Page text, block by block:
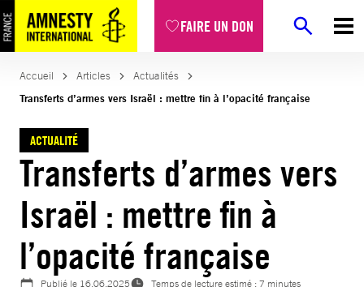
FAIRE UN DON
Aller
au
contenu
Accueil Articles
Actualités
Transferts d’armes vers Israël : mettre fin à l’opacité française
ACTUALITÉ
Transferts d’armes vers
Israël : mettre fin à
l’opacité française
Publié le 16.06.2025
Temps de lecture estimé : 7 minutes